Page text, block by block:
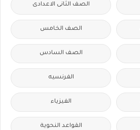
الصف الثانى الاعدادى
الصف الخامس
الصف السادس
الفرنسيه
الفيزياء
القواعد النحوية